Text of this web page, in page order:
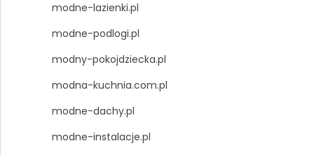
modne-lazienki.pl
modne-podlogi.pl
modny-pokojdziecka.pl
modna-kuchnia.com.pl
modne-dachy.pl
modne-instalacje.pl